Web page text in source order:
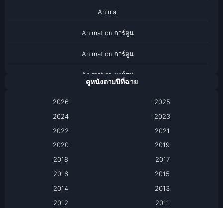
Animal
Animation การ์ตูน
Animation การ์ตูน
Animation การ์ตูน
Based on a True Story เรื่องจริง
Based on a True Story เรื่องจริง
ดูหนังตามปีที่ฉาย
2026
2025
2024
2023
2022
2021
2020
2019
2018
2017
2016
2015
2014
2013
2012
2011